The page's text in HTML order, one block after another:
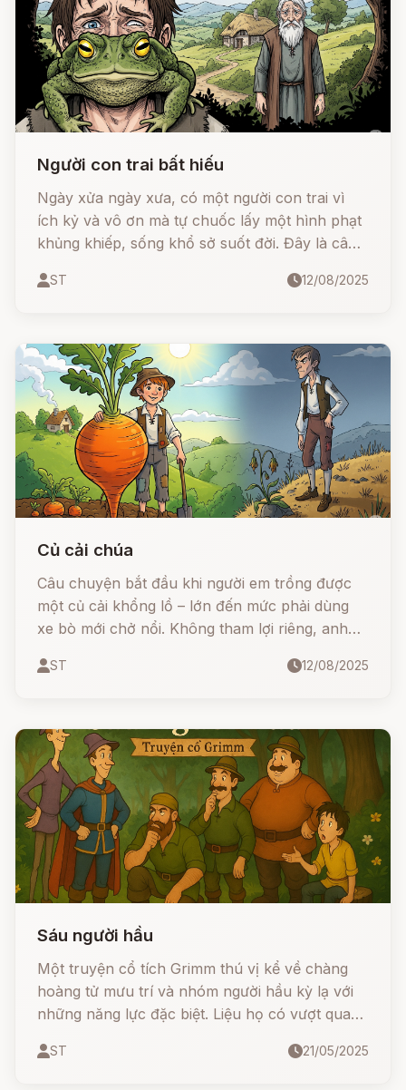
Người con trai bất hiếu
Ngày xửa ngày xưa, có một người con trai vì
ích kỷ và vô ơn mà tự chuốc lấy một hình phạt
khủng khiếp, sống khổ sở suốt đời. Đây là câu
về lòng hiếu thảo và hậu quả của sự bất hiếu.
ST 12/08/2025
Củ cải chúa
Câu chuyện bắt đầu khi người em trồng được
một củ cải khổng lồ – lớn đến mức phải dùng
xe bò mới chở nổi. Không tham lợi riêng, anh
trước tấm lòng thật thà, nhà vua ban cho anh
nhưng lại nhận kết cục trớ trêu.
ST 12/08/2025
Sáu người hầu
Một truyện cổ tích Grimm thú vị kể về chàng
hoàng tử mưu trí và nhóm người hầu kỳ lạ với
những năng lực đặc biệt. Liệu họ có vượt qua
xảo? Hãy cùng theo dói nhé!
ST 21/05/2025